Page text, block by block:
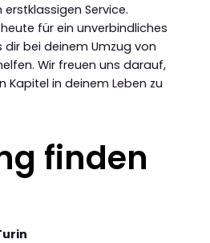
Service.
für ein unverbindliches
bei deinem Umzug von
Wir freuen uns darauf,
Kapitel in deinem Leben zu
finden